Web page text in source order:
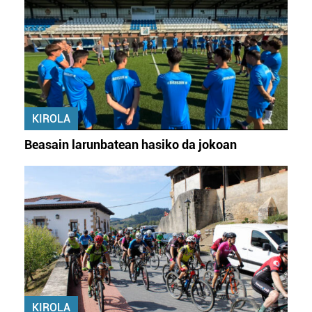
KIROLA
Beasain larunbatean hasiko da jokoan
KIROLA